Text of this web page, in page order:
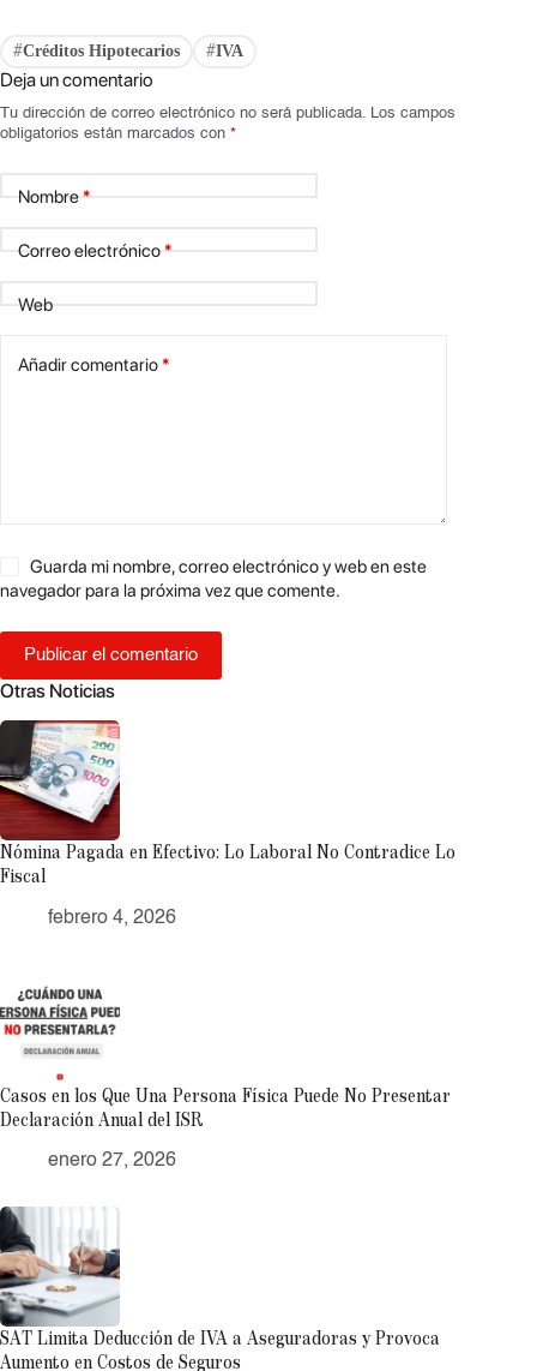
#Créditos Hipotecarios #IVA
Deja un comentario
Tu dirección de correo electrónico no será publicada. Los campos
obligatorios están marcados con *
Nombre*
Correo electrónico*
Web
Añadir comentario*
Guarda mi nombre, correo electrónico y web en este
navegador para la próxima vez que comente.
Publicar el comentario
Otras Noticias
Nómina Pagada en Efectivo: Lo Laboral No Contradice Lo
Fiscal
febrero 4, 2026
Casos en los Que Una Persona Física Puede No Presentar
Declaración Anual del ISR
enero 27, 2026
SAT Limita Deducción de IVA a Aseguradoras y Provoca
Aumento en Costos de Seguros